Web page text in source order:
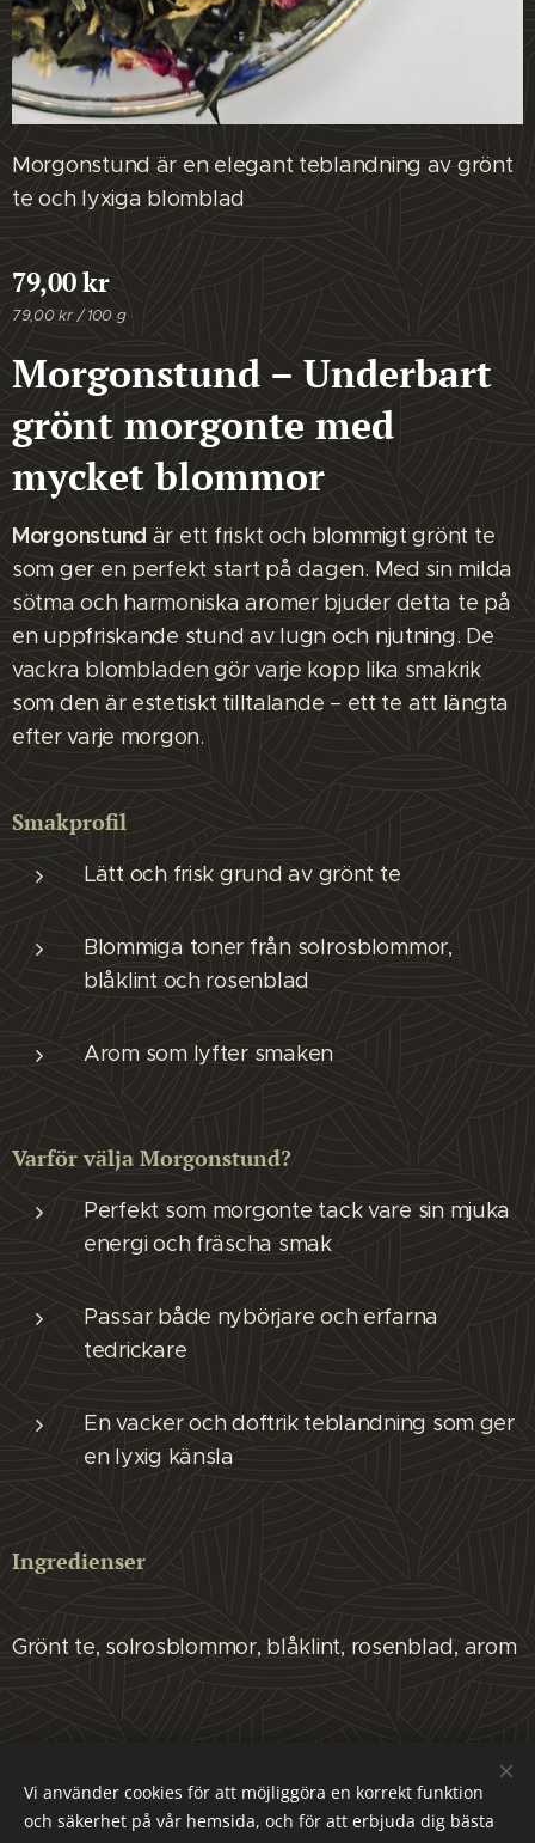
Morgonstund är en elegant teblandning av grönt
te och lyxiga blomblad
79,00kr
79,00 kr / 100 g
Morgonstund – Underbart
grönt morgonte med
mycket blommor
Morgonstund är ett friskt och blommigt grönt te
som ger en perfekt start på dagen. Med sin milda
sötma och harmoniska aromer bjuder detta te på
en uppfriskande stund av lugn och njutning. De
vackra blombladen gör varje kopp lika smakrik
som den är estetiskt tilltalande – ett te att längta
efter varje morgon.
Smakprofil
Lätt och frisk grund av grönt te
Blommiga toner från solrosblommor,
blåklint och rosenblad
Arom som lyfter smaken
Varför välja Morgonstund?
Perfekt som morgonte tack vare sin mjuka
energi och fräscha smak
Passar både nybörjare och erfarna
tedrickare
En vacker och doftrik teblandning som ger
en lyxig känsla
Ingredienser
Grönt te, solrosblommor, blåklint, rosenblad, arom
Malmö Tehus - Mariedalsvägen 29, 21745 Malmö , Sverige
FACEBOOK
Cookies
Vi använder cookies för att möjliggöra en korrekt funktion
och säkerhet på vår hemsida, och för att erbjuda dig bästa